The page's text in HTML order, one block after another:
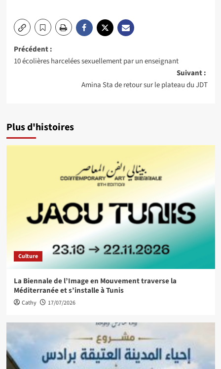
Navigation
Précédent :
10 écolières harcelées sexuellement par un enseignant
Suivant :
Amina Sta de retour sur le plateau du JDT
Plus d'histoires
Culture
La Biennale de l’Image en Mouvement traverse la
Méditerranée et s’installe à Tunis
Cathy 17/07/2026